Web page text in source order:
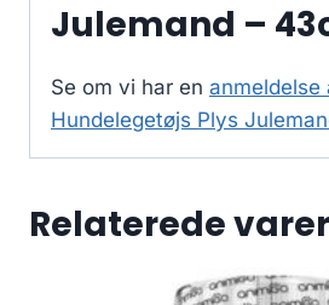
Julemand –
Se om vi har en anmeldelse
Hundelegetøjs Plys
Relaterede varer